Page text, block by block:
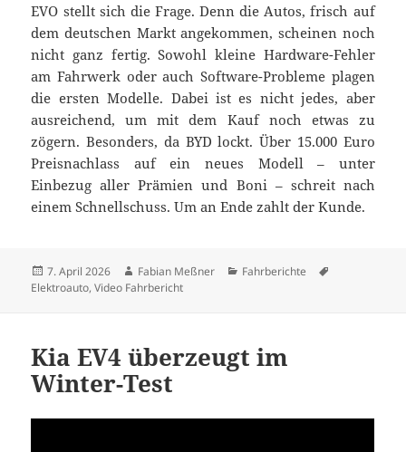
EVO stellt sich die Frage. Denn die Autos, frisch auf
dem deutschen Markt angekommen, scheinen noch
nicht ganz fertig. Sowohl kleine Hardware-Fehler
am Fahrwerk oder auch Software-Probleme plagen
die ersten Modelle. Dabei ist es nicht jedes, aber
ausreichend, um mit dem Kauf noch etwas zu
zögern. Besonders, da BYD lockt. Über 15.000 Euro
Preisnachlass auf ein neues Modell – unter
Einbezug aller Prämien und Boni – schreit nach
einem Schnellschuss. Um an Ende zahlt der Kunde.
Veröffentlicht
am
7. April 2026 Autor
Fabian Meßner Kategorien
Fahrberichte
Elektroauto,Video Fahrbericht
Kia EV4 überzeugt im
Winter-Test